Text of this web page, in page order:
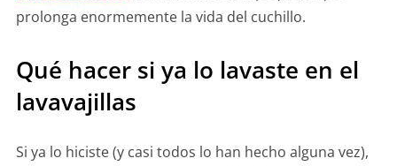
prolonga enormemente la vida del cuchillo.
Qué hacer si ya lo lavaste en el
lavavajillas
Si ya lo hiciste (y casi todos lo han hecho alguna vez),